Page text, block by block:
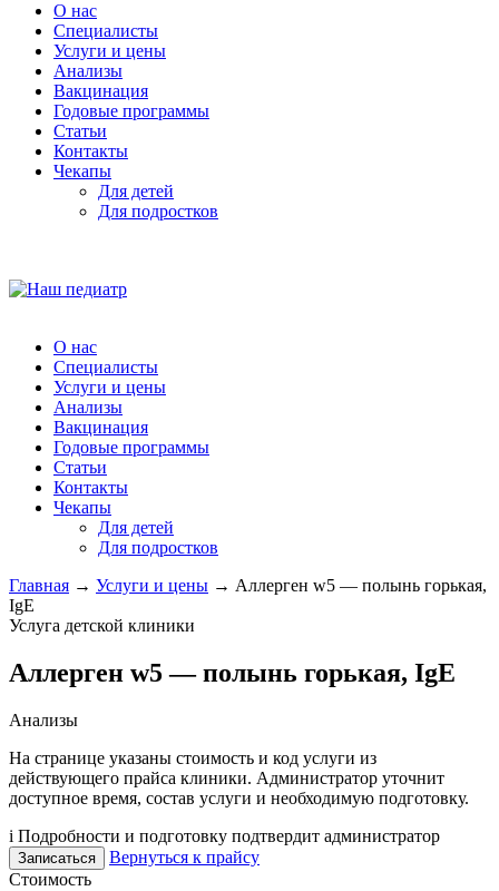
О нас
Специалисты
Услуги и цены
Анализы
Вакцинация
Годовые программы
Статьи
Контакты
Чекапы
Для детей
Для подростков
О нас
Специалисты
Услуги и цены
Анализы
Вакцинация
Годовые программы
Статьи
Контакты
Чекапы
Для детей
Для подростков
Главная → Услуги и цены → Аллерген w5 — полынь горькая,
IgE
Услуга детской клиники
Аллерген w5 — полынь горькая, IgE
Анализы
На странице указаны стоимость и код услуги из
действующего прайса клиники. Администратор уточнит
доступное время, состав услуги и необходимую подготовку.
i Подробности и подготовку подтвердит администратор
Записаться
Вернуться к прайсу
Стоимость